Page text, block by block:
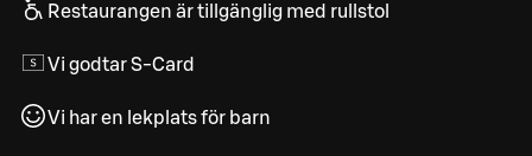
Restaurangen är tillgänglig med rullstol
Vi godtar S-Card
Vi har en lekplats för barn